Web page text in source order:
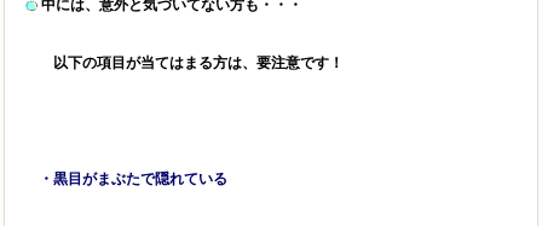
中には、意外と気づいてない方も・・・
以下の項目が当てはまる方は、要注意です！
・黒目がまぶたで隠れている